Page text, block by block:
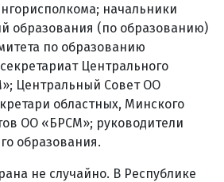
начальники
образования (по образованию)
по образованию
Центрального
Центральный Совет ОО
областных, Минского
ОО «БРСМ»; руководители
образования.
не случайно. В Республике